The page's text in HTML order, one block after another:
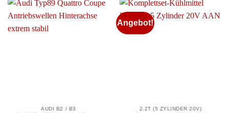
AUDI B2 / B3
Angebot!
2.2T (5 ZYLINDER 20V)